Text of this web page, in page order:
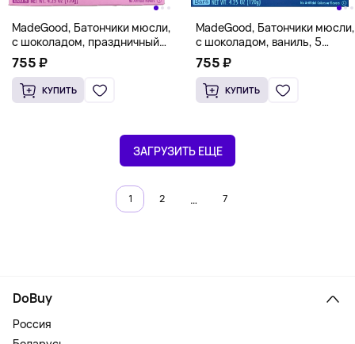
MadeGood, Батончики мюсли,
с шоколадом, праздничный
торт, 5 батончиков по 24 г
(0,85 унции)
755 ₽
КУПИТЬ
MadeGood, Батончики мюсли,
с шоколадом, ваниль, 5
батончиков, 24 г (0,85 унции)
755 ₽
КУПИТЬ
ЗАГРУЗИТЬ ЕЩЕ
1 2 … 7
DoBuy
Россия